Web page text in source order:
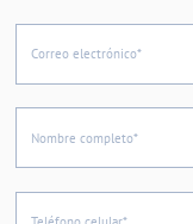
Correo electrónico*
Nombre completo*